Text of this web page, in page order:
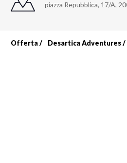
piazza Repubblica, 17/A,
Offerta Desartica Adventures